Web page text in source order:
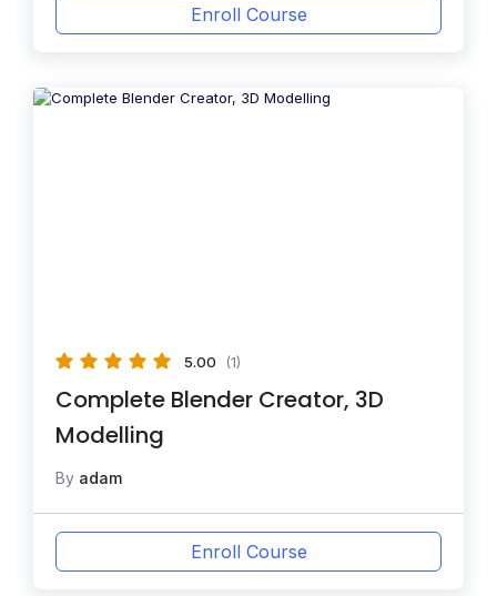
Enroll Course
5.00 (1)
Complete Blender Creator, 3D
Modelling
By adam
Enroll Course